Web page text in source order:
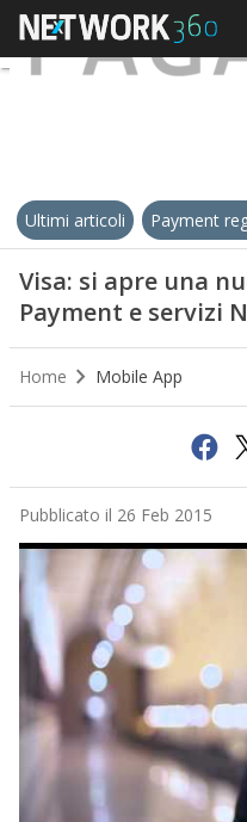
Ultimi articoli Payment
Visa: si apre una
Payment e servizi
Home Mobile App
Pubblicato il 26 Feb 2015